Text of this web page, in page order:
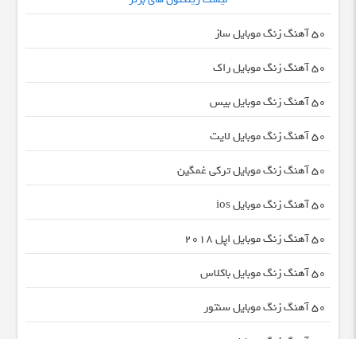
50 آهنگ زنگ موبایل ساز
50 آهنگ زنگ موبایل راک
50 آهنگ زنگ موبایل بیس
50 آهنگ زنگ موبایل لایت
50 آهنگ زنگ موبایل ترکی غمگین
50 آهنگ زنگ موبایل ios
50 آهنگ زنگ موبایل اپل 2018
50 آهنگ زنگ موبایل باکلاس
50 آهنگ زنگ موبایل سنتور